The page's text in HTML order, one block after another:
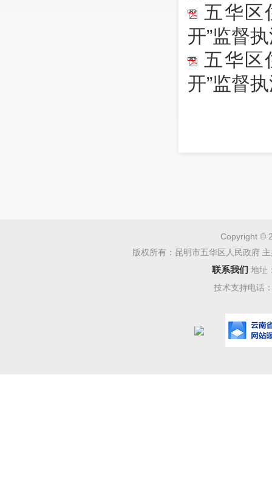
五华区
开”监督
五华区
开”监督
Copyright ©
版权所有：昆明市五华区人民政府
联系我们 地址
技术支持电话